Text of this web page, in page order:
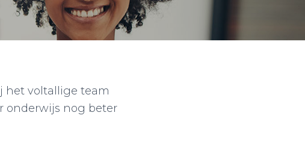
het voltallige team
onderwijs nog beter